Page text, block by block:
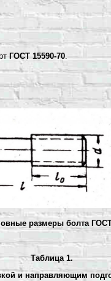
ГОСТ 15590-70.
размеры болта ГОСТ
Таблица 1.
и направляющим